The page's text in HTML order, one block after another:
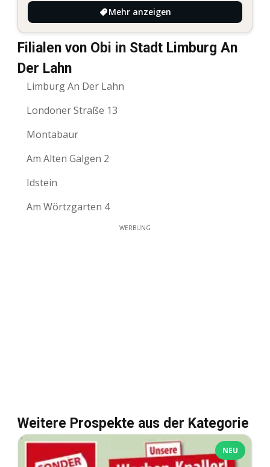
Mehr anzeigen
Filialen von Obi in Stadt Limburg An
Der Lahn
Limburg An Der Lahn
Londoner Straße 13
Montabaur
Am Alten Galgen 2
Idstein
Am Wörtzgarten 4
WERBUNG
Weitere Prospekte aus der Kategorie
NEU